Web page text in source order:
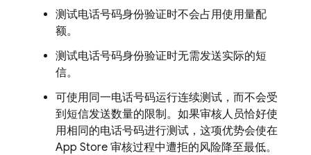
测试电话号码身份验证时不会占用使用量配
额。
测试电话号码身份验证时无需发送实际的短
信。
可使用同一电话号码运行连续测试，而不会受
到短信发送数量的限制。如果审核人员恰好使
用相同的电话号码进行测试，这项优势会使在
App Store 审核过程中遭拒的风险降至最低。